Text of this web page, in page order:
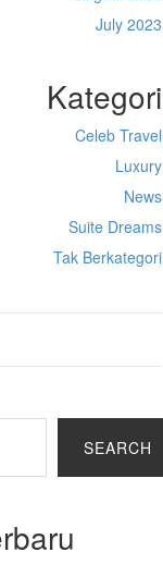
July 2023
Kategori
Celeb Travel
Luxury
News
Suite Dreams
Tak Berkategori
SEARCH